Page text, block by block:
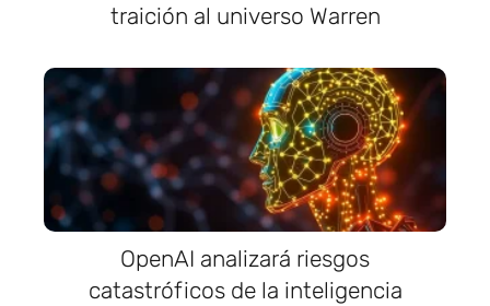
traición al universo Warren
OpenAI analizará riesgos
catastróficos de la inteligencia